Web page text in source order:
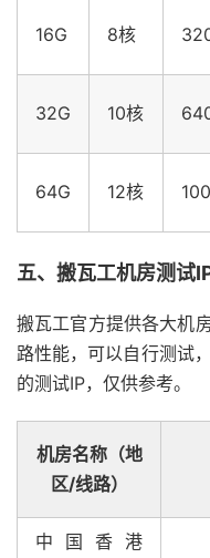
16G 8核
32G 10核
64G 12核
五、搬瓦工机房测试
搬瓦工官方提供各大机
路性能，可以自行测试
的测试IP，仅供参考。
机房名称（地
区/线路）
中国香港